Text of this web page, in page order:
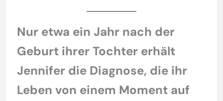
Nur etwa ein Jahr nach der
Geburt ihrer Tochter erhält
Jennifer die Diagnose, die ihr
Leben von einem Moment auf